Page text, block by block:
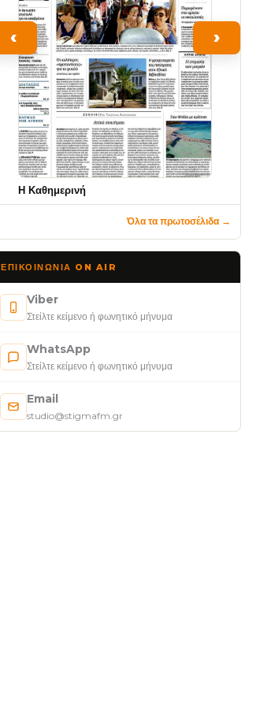
‹
Η Καθημερινή
›
Όλα τα πρωτοσέλιδα →
ΕΠΙΚΟΙΝΩΝΊΑ ON AIR
Viber
Στείλτε κείμενο ή φωνητικό μήνυμα
WhatsApp
Στείλτε κείμενο ή φωνητικό μήνυμα
Email
studio@stigmafm.gr